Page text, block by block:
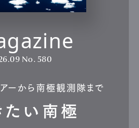
No. 580
ーから南極観測隊まで
たい南極